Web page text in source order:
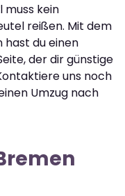
muss kein
reißen. Mit dem
hast du einen
der dir günstige
uns noch
Umzug nach